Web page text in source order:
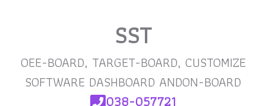
SST
OEE-BOARD, TARGET-BOARD, CUSTOMIZE
SOFTWARE DASHBOARD ANDON-BOARD
038-057721